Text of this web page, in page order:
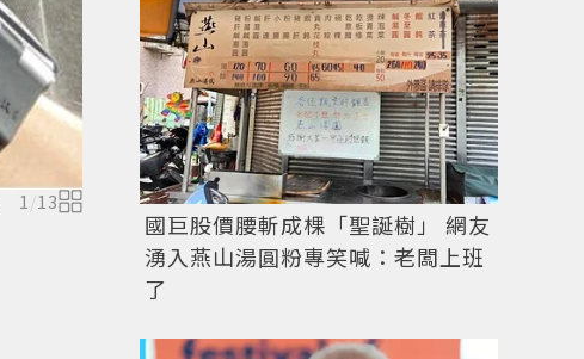
1 /13
國巨股價腰斬成棵「聖誕樹」 網友
湧入燕山湯圓粉專笑喊：老闆上班
了